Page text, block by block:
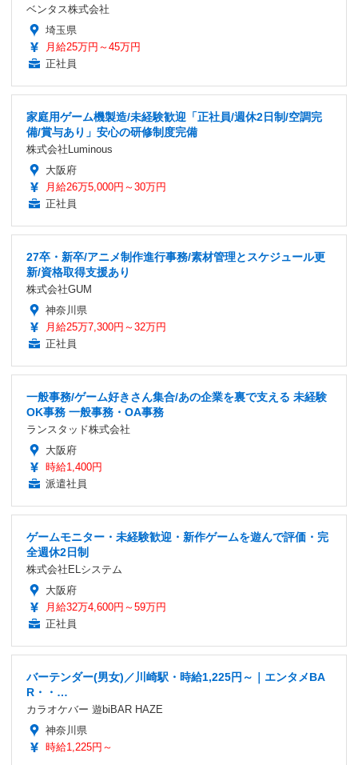
ベンタス株式会社
埼玉県
月給25万円～45万円
正社員
家庭用ゲーム機製造/未経験歓迎「正社員/週休2日制/空調完
備/賞与あり」安心の研修制度完備
株式会社Luminous
大阪府
月給26万5,000円～30万円
正社員
27卒・新卒/アニメ制作進行事務/素材管理とスケジュール更
新/資格取得支援あり
株式会社GUM
神奈川県
月給25万7,300円～32万円
正社員
一般事務/ゲーム好きさん集合/あの企業を裏で支える 未経験
OK事務 一般事務・OA事務
ランスタッド株式会社
大阪府
時給1,400円
派遣社員
ゲームモニター・未経験歓迎・新作ゲームを遊んで評価・完
全週休2日制
株式会社ELシステム
大阪府
月給32万4,600円～59万円
正社員
バーテンダー(男女)／川崎駅・時給1,225円～｜エンタメBA
R・・…
カラオケバー 遊biBAR HAZE
神奈川県
時給1,225円～